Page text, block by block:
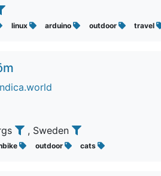
linux arduino outdoor travel
, Sweden
outdoor cats